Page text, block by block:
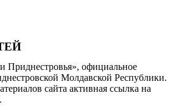
Приднестровья», официальное
Молдавской Республики.
сайта активная ссылка на